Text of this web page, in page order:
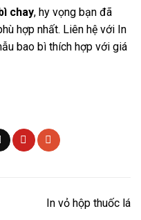
chay, hy vọng bạn đã
hợp nhất. Liên hệ với In
bao bì thích hợp với giá
In vỏ hộp thuốc lá